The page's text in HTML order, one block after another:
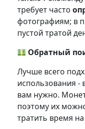
требует часто
фотографиям; в
пустой тратой
Обратный
Лучше всего
использования -
вам нужно.
поэтому их
тратить время